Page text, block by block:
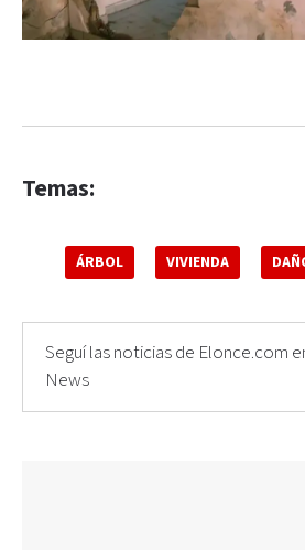
Temas:
ÁRBOL VIVIENDA
Seguí las noticias de Elonce.com
News